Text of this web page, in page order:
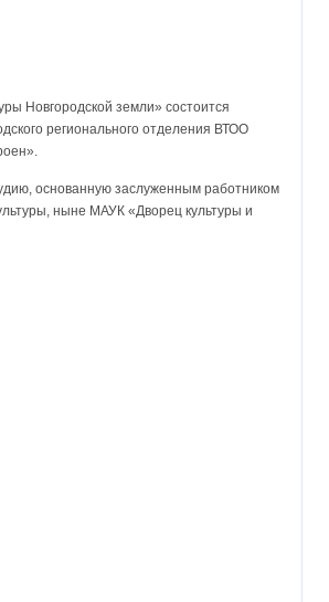
Новгородской земли» состоится
регионального отделения ВТОО
основанную заслуженным работником
ныне МАУК «Дворец культуры и